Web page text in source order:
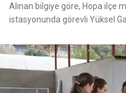
Alınan bilgiye göre, Hopa ilçe
istasyonunda görevli Yüksel